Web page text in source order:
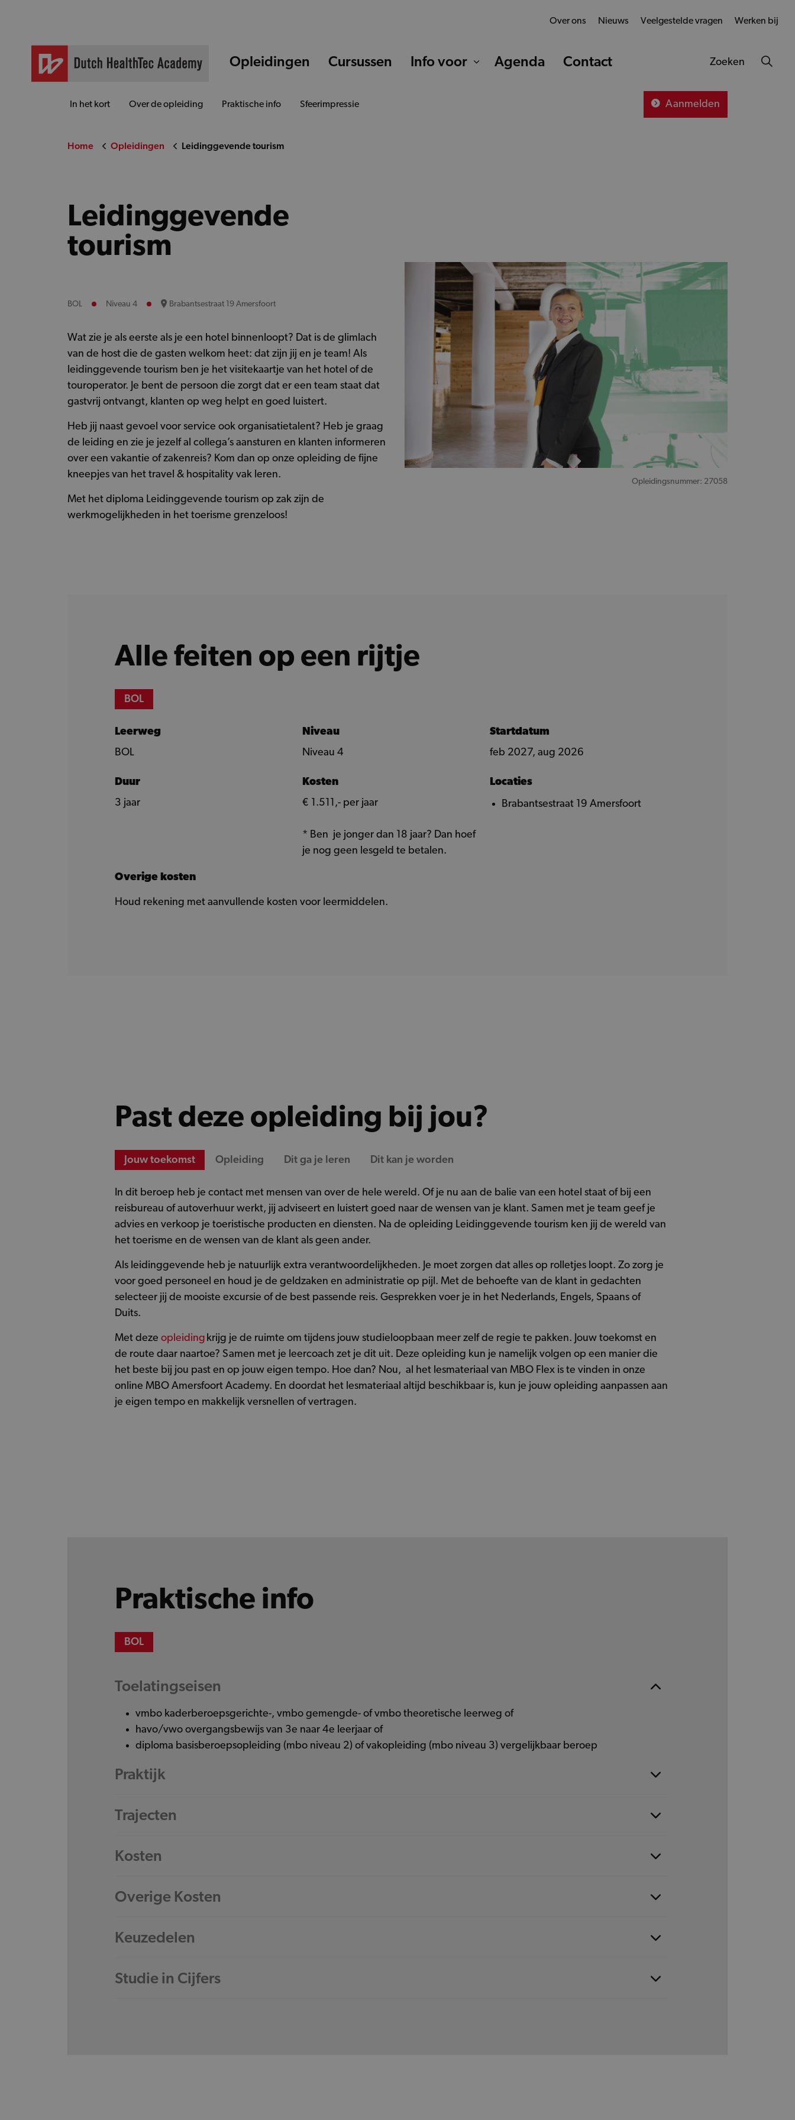
Opleidingen Cursussen Info voor Agenda Contact
Over ons Nieuws Veelgestelde vragen Werken bij
Zoeken
In het kort Over de opleiding Praktische info Sfeerimpressie Aanmelden
Home Opleidingen Leidinggevende tourism
Leidinggevende
tourism
BOL Niveau 4 Brabantsestraat 19 Amersfoort
Wat zie je als eerste als je een hotel binnenloopt? Dat is de glimlach
van de host die de gasten welkom heet: dat zijn jij en je team! Als
leidinggevende tourism ben je het visitekaartje van het hotel of de
touroperator. Je bent de persoon die zorgt dat er een team staat dat
gastvrij ontvangt, klanten op weg helpt en goed luistert.
Heb jij naast gevoel voor service ook organisatietalent? Heb je graag
de leiding en zie je jezelf al collega’s aansturen en klanten informeren
over een vakantie of zakenreis? Kom dan op onze opleiding de fijne
kneepjes van het travel & hospitality vak leren.
Met het diploma Leidinggevende tourism op zak zijn de
werkmogelijkheden in het toerisme grenzeloos!
Opleidingsnummer: 27058
Alle feiten op een rijtje
BOL
Leerweg
BOL
Duur
3 jaar
Niveau
Niveau 4
Kosten
€ 1.511,- per jaar
* Ben je jonger dan 18 jaar? Dan hoef
je nog geen lesgeld te betalen.
Startdatum
feb 2027, aug 2026
Locaties
Brabantsestraat 19 Amersfoort
Overige kosten
Houd rekening met aanvullende kosten voor leermiddelen.
Past deze opleiding bij jou?
Jouw toekomst Opleiding Dit ga je leren Dit kan je worden
In dit beroep heb je contact met mensen van over de hele wereld. Of je nu aan de balie van een hotel staat of bij een
reisbureau of autoverhuur werkt, jij adviseert en luistert goed naar de wensen van je klant. Samen met je team geef je
advies en verkoop je toeristische producten en diensten. Na de opleiding Leidinggevende tourism ken jij de wereld van
het toerisme en de wensen van de klant als geen ander.
Als leidinggevende heb je natuurlijk extra verantwoordelijkheden. Je moet zorgen dat alles op rolletjes loopt. Zo zorg je
voor goed personeel en houd je de geldzaken en administratie op pijl. Met de behoefte van de klant in gedachten
selecteer jij de mooiste excursie of de best passende reis. Gesprekken voer je in het Nederlands, Engels, Spaans of
Duits.
Met deze opleiding krijg je de ruimte om tijdens jouw studieloopbaan meer zelf de regie te pakken. Jouw toekomst en
de route daar naartoe? Samen met je leercoach zet je dit uit. Deze opleiding kun je namelijk volgen op een manier die
het beste bij jou past en op jouw eigen tempo. Hoe dan? Nou, al het lesmateriaal van MBO Flex is te vinden in onze
online MBO Amersfoort Academy. En doordat het lesmateriaal altijd beschikbaar is, kun je jouw opleiding aanpassen aan
je eigen tempo en makkelijk versnellen of vertragen.
Praktische info
BOL
Toelatingseisen
vmbo kaderberoepsgerichte-, vmbo gemengde- of vmbo theoretische leerweg of
havo/vwo overgangsbewijs van 3e naar 4e leerjaar of
diploma basisberoepsopleiding (mbo niveau 2) of vakopleiding (mbo niveau 3) vergelijkbaar beroep
Praktijk
Trajecten
Kosten
Overige Kosten
Keuzedelen
Studie in Cijfers